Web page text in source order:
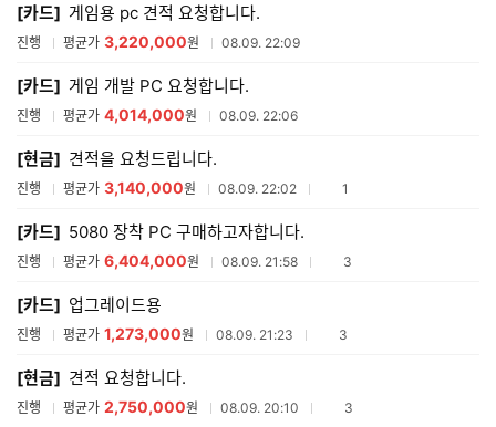
[카드] 게임용 pc 견적 요청합니다.
진행 평균가 3,220,000원 08.09. 22:09
[카드] 게임 개발 PC 요청합니다.
진행 평균가 4,014,000원 08.09. 22:06
[현금] 견적을 요청드립니다.
진행 평균가 3,140,000원 08.09. 22:02 참여업체수
1
[카드] 5080 장착 PC 구매하고자합니다.
진행 평균가 6,404,000원 08.09. 21:58 참여업체수
3
[카드] 업그레이드용
진행 평균가 1,273,000원 08.09. 21:23 참여업체수
3
[현금] 견적 요청합니다.
진행 평균가 2,750,000원 08.09. 20:10 참여업체수
3